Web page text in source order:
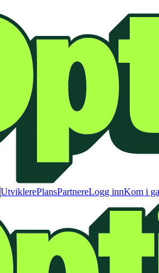
UtviklerePlansPartnereLogg innKom i